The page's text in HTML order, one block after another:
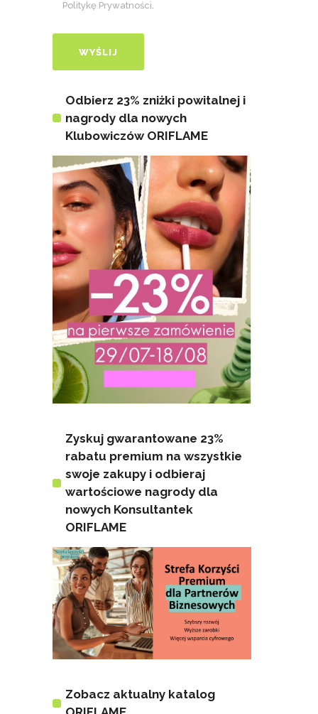
Politykę Prywatności
Odbierz 23% zniżki powitalnej i
nagrody dla nowych
Klubowiczów ORIFLAME
Zyskuj gwarantowane 23%
rabatu premium na wszystkie
swoje zakupy i odbieraj
wartościowe nagrody dla
nowych Konsultantek
ORIFLAME
Zobacz aktualny katalog